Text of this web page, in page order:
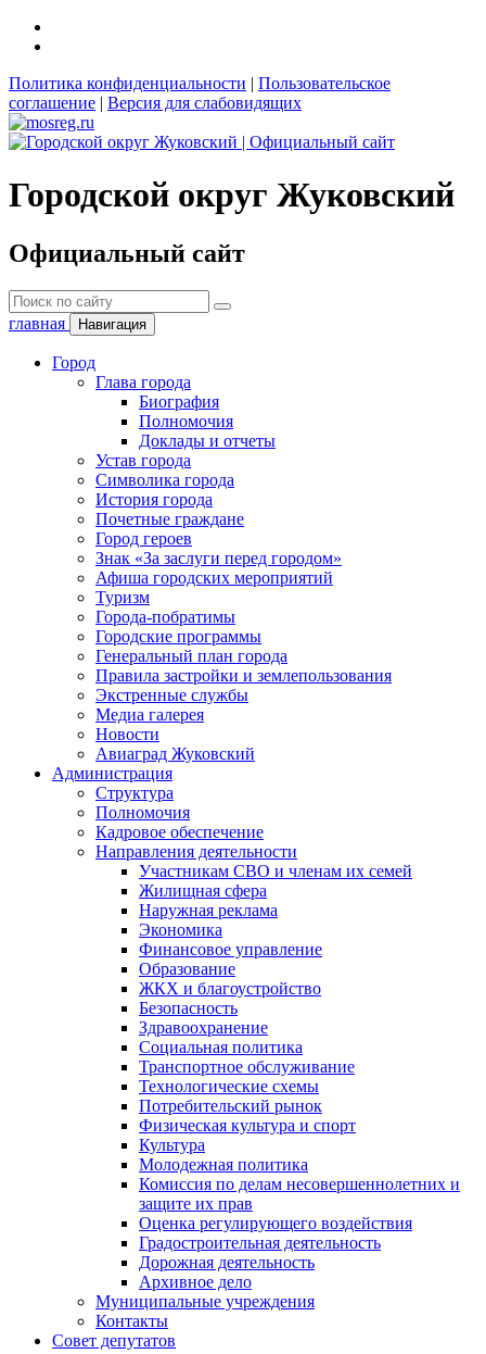
Политика конфиденциальности | Пользовательское
соглашение | Версия для слабовидящих
Городской округ Жуковский
Официальный сайт
главная Навигация
Город
Глава города
Биография
Полномочия
Доклады и отчеты
Устав города
Символика города
История города
Почетные граждане
Город героев
Знак «За заслуги перед городом»
Афиша городских мероприятий
Туризм
Города-побратимы
Городские программы
Генеральный план города
Правила застройки и землепользования
Экстренные службы
Медиа галерея
Новости
Авиаград Жуковский
Администрация
Структура
Полномочия
Кадровое обеспечение
Направления деятельности
Участникам СВО и членам их семей
Жилищная сфера
Наружная реклама
Экономика
Финансовое управление
Образование
ЖКХ и благоустройство
Безопасность
Здравоохранение
Социальная политика
Транспортное обслуживание
Технологические схемы
Потребительский рынок
Физическая культура и спорт
Культура
Молодежная политика
Комиссия по делам несовершеннолетних и
защите их прав
Оценка регулирующего воздействия
Градостроительная деятельность
Дорожная деятельность
Архивное дело
Муниципальные учреждения
Контакты
Совет депутатов